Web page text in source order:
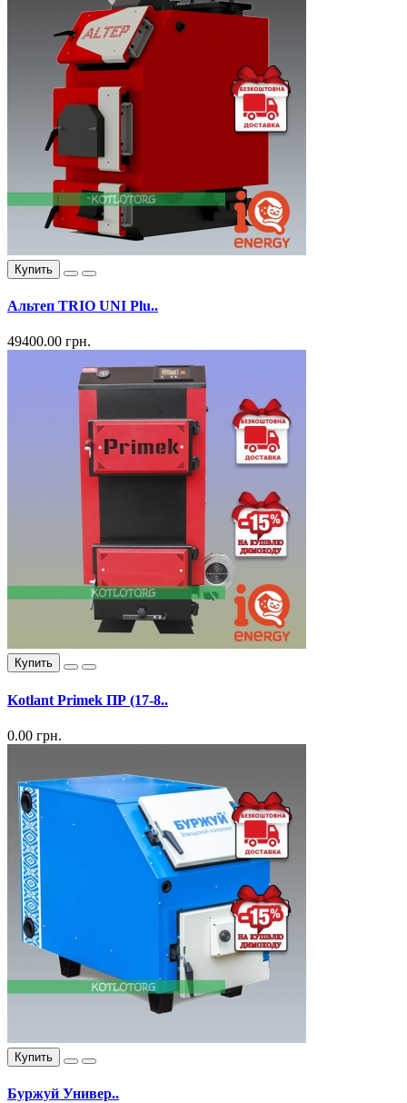
Купить
Альтеп TRIO UNI Plu..
49400.00 грн.
Купить
Kotlant Primek ПР (17-8..
0.00 грн.
Купить
Буржуй Универ..